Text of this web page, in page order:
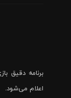
برنامه دقیق
اعلام می‌شود.